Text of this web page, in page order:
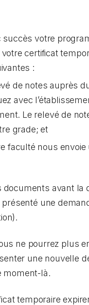
succès votre
certificat
:
de notes auprès
avec
Le relevé de
grade; et
faculté nous
avant la
présenté une
ne pourrez plus
une nouvelle
moment-là.
temporaire